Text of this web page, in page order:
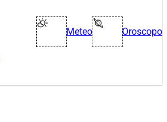
Meteo Oroscopo